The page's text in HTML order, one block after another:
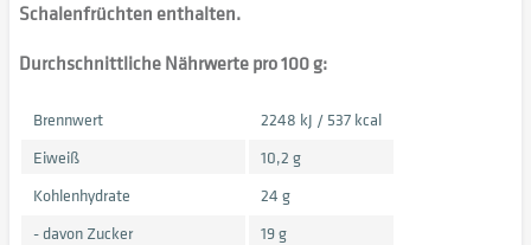
Schalenfrüchten enthalten.
Durchschnittliche Nährwerte pro 100 g:
Brennwert
2248 kJ / 537 kcal
Eiweiß
10,2 g
Kohlenhydrate
24 g
- davon Zucker
19 g